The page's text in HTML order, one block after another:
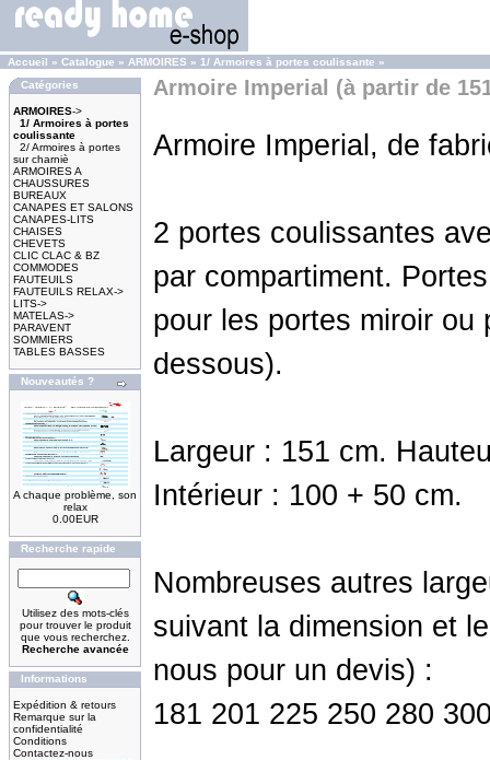
Accueil » Catalogue » ARMOIRES » 1/ Armoires à portes coulissante »
Catégories
ARMOIRES->
1/ Armoires à portes
coulissante
2/ Armoires à portes
sur charniè
ARMOIRES A
CHAUSSURES
BUREAUX
CANAPES ET SALONS
CANAPES-LITS
CHAISES
CHEVETS
CLIC CLAC & BZ
COMMODES
FAUTEUILS
FAUTEUILS RELAX->
LITS->
MATELAS->
PARAVENT
SOMMIERS
TABLES BASSES
Nouveautés ?
A chaque problème, son
relax
0.00EUR
Recherche rapide
Utilisez des mots-clés
pour trouver le produit
que vous recherchez.
Recherche avancée
Informations
Expédition & retours
Remarque sur la
confidentialité
Conditions
Contactez-nous
Armoire Imperial (à partir de
Armoire Imperial, de
2 portes coulissantes
par compartiment.
pour les portes miroir
dessous).
Largeur : 151 cm.
Intérieur : 100 + 50 cm.
Nombreuses autres
suivant la dimension et
nous pour un devis) :
181 201 225 250 280